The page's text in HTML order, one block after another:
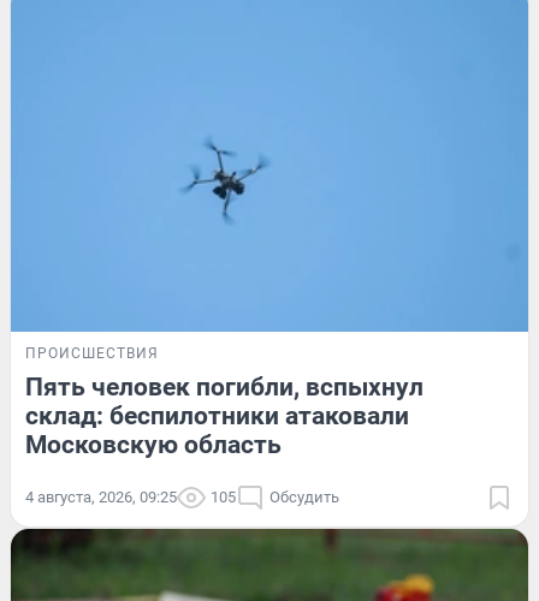
ПРОИСШЕСТВИЯ
Пять человек погибли, вспыхнул
склад: беспилотники атаковали
Московскую область
4 августа, 2026, 09:25 105 Обсудить